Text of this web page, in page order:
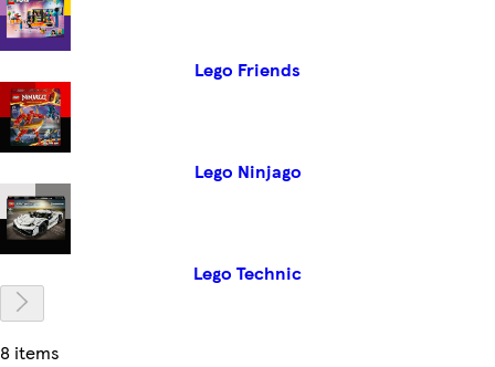
Lego Friends
Lego Ninjago
Lego Technic
8 items